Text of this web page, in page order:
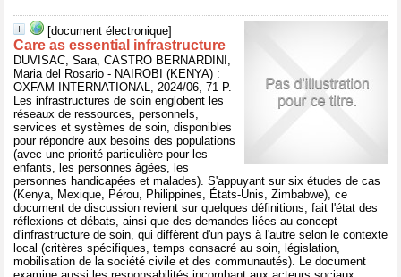
[document électronique]
Care as essential infrastructure
DUVISAC, Sara, CASTRO BERNARDINI,
Maria del Rosario - NAIROBI (KENYA) :
OXFAM INTERNATIONAL, 2024/06, 71 P.
Les infrastructures de soin englobent les
réseaux de ressources, personnels,
services et systèmes de soin, disponibles
pour répondre aux besoins des populations
(avec une priorité particulière pour les
enfants, les personnes âgées, les
personnes handicapées et malades). S'appuyant sur six études de cas
(Kenya, Mexique, Pérou, Philippines, États-Unis, Zimbabwe), ce
document de discussion revient sur quelques définitions, fait l'état des
réflexions et débats, ainsi que des demandes liées au concept
d'infrastructure de soin, qui diffèrent d'un pays à l'autre selon le contexte
local (critères spécifiques, temps consacré au soin, législation,
mobilisation de la société civile et des communautés). Le document